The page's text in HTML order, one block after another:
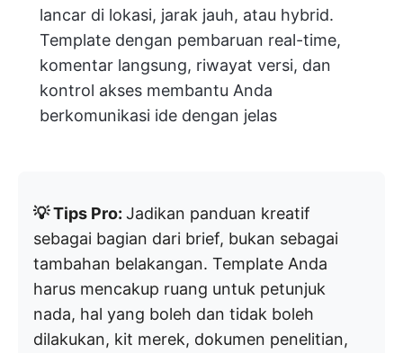
lancar di lokasi, jarak jauh, atau hybrid.
Template dengan pembaruan real-time,
komentar langsung, riwayat versi, dan
kontrol akses membantu Anda
berkomunikasi ide dengan jelas
💡 Tips Pro: Jadikan panduan kreatif
sebagai bagian dari brief, bukan sebagai
tambahan belakangan. Template Anda
harus mencakup ruang untuk petunjuk
nada, hal yang boleh dan tidak boleh
dilakukan, kit merek, dokumen penelitian,